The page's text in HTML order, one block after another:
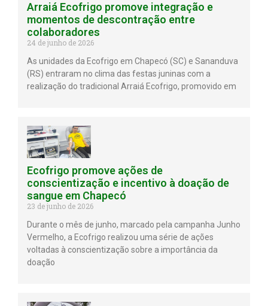
Arraiá Ecofrigo promove integração e
momentos de descontração entre
colaboradores
24 de junho de 2026
As unidades da Ecofrigo em Chapecó (SC) e Sananduva
(RS) entraram no clima das festas juninas com a
realização do tradicional Arraiá Ecofrigo, promovido em
Ecofrigo promove ações de
conscientização e incentivo à doação de
sangue em Chapecó
23 de junho de 2026
Durante o mês de junho, marcado pela campanha Junho
Vermelho, a Ecofrigo realizou uma série de ações
voltadas à conscientização sobre a importância da
doação